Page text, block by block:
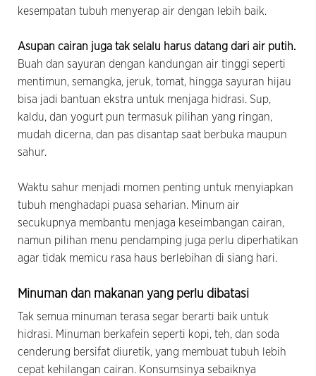
kesempatan tubuh menyerap air dengan lebih baik.
Asupan cairan juga tak selalu harus datang dari air putih.
Buah dan sayuran dengan kandungan air tinggi seperti
mentimun, semangka, jeruk, tomat, hingga sayuran hijau
bisa jadi bantuan ekstra untuk menjaga hidrasi. Sup,
kaldu, dan yogurt pun termasuk pilihan yang ringan,
mudah dicerna, dan pas disantap saat berbuka maupun
sahur.
Waktu sahur menjadi momen penting untuk menyiapkan
tubuh menghadapi puasa seharian. Minum air
secukupnya membantu menjaga keseimbangan cairan,
namun pilihan menu pendamping juga perlu diperhatikan
agar tidak memicu rasa haus berlebihan di siang hari.
Minuman dan makanan yang perlu dibatasi
Tak semua minuman terasa segar berarti baik untuk
hidrasi. Minuman berkafein seperti kopi, teh, dan soda
cenderung bersifat diuretik, yang membuat tubuh lebih
cepat kehilangan cairan. Konsumsinya sebaiknya